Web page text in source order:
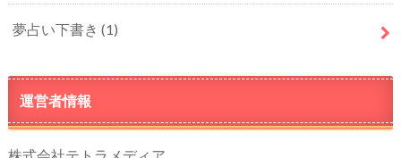
夢占い下書き (1)
運営者情報
株式会社テトラメディア